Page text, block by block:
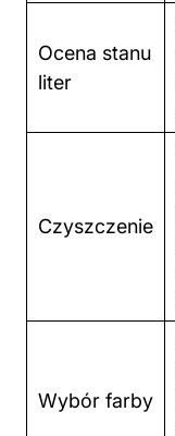
Ocena stanu
liter
Czyszczenie
Wybór farby